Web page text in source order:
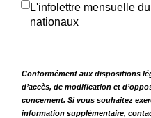
L'infolettre mensuelle
nationaux
Conformément aux dispositions
d’accès, de modification et
concernent. Si vous souhaitez
information supplémentaire,